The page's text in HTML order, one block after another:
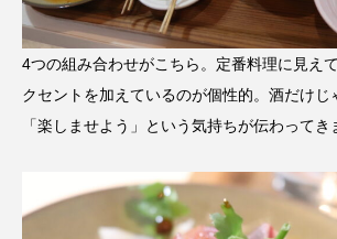
4つの組み合わせがこちら。定番料理に見え
クセントを加えているのが個性的。酒だけじ
「楽しませよう」という気持ちが伝わってき